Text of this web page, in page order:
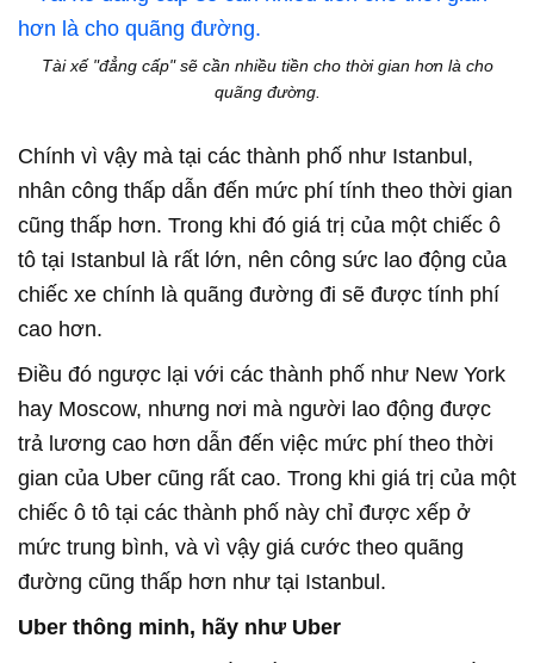
Tài xế "đẳng cấp" sẽ cần nhiều tiền cho thời gian hơn là cho
quãng đường.
Chính vì vậy mà tại các thành phố như Istanbul,
nhân công thấp dẫn đến mức phí tính theo thời gian
cũng thấp hơn. Trong khi đó giá trị của một chiếc ô
tô tại Istanbul là rất lớn, nên công sức lao động của
chiếc xe chính là quãng đường đi sẽ được tính phí
cao hơn.
Điều đó ngược lại với các thành phố như New York
hay Moscow, nhưng nơi mà người lao động được
trả lương cao hơn dẫn đến việc mức phí theo thời
gian của Uber cũng rất cao. Trong khi giá trị của một
chiếc ô tô tại các thành phố này chỉ được xếp ở
mức trung bình, và vì vậy giá cước theo quãng
đường cũng thấp hơn như tại Istanbul.
Uber thông minh, hãy như Uber